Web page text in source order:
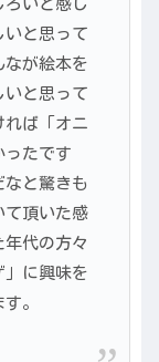
いと感じ
いと思って
なが絵本を
いと思って
れば「オニ
ったです
なと驚きも
て頂いた感
年代の方々
」に興味を
。